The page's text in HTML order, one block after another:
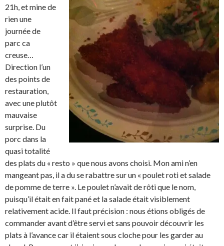
21h, et mine de
rien une
journée de
parc ca
creuse…
Direction l’un
des points de
restauration,
avec une plutôt
mauvaise
surprise. Du
porc dans la
quasi totalité
des plats du « resto » que nous avons choisi. Mon ami n’en
mangeant pas, il a du se rabattre sur un « poulet roti et salade
de pomme de terre ». Le poulet n’avait de rôti que le nom,
puisqu’il était en fait pané et la salade était visiblement
relativement acide. Il faut précision : nous étions obligés de
commander avant d’être servi et sans pouvoir découvrir les
plats à l’avance car il étaient sous cloche pour les garder au